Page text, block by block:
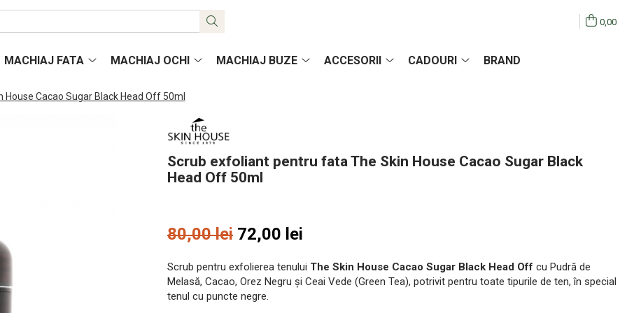
0,00
MACHIAJ FATA MACHIAJ OCHI MACHIAJ BUZE ACCESORII CADOURI BRAND
Cacao Sugar Black Head Off 50ml
Scrub exfoliant pentru fata The Skin House Cacao Sugar Black
Head Off 50ml
80,00 lei 72,00 lei
Scrub pentru exfolierea tenului The Skin House Cacao Sugar Black Head Off cu Pudră de
Melasă, Cacao, Orez Negru și Ceai Vede (Green Tea), potrivit pentru toate tipurile de ten, în special
tenul cu puncte negre.